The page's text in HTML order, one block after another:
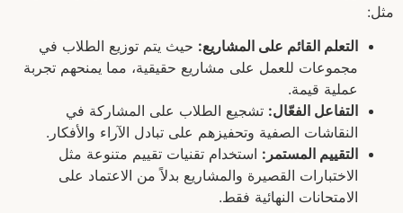
مثل:
التعلم القائم على المشاريع: حيث يتم توزيع الطلاب في
مجموعات للعمل على مشاريع حقيقية، مما يمنحهم تجربة
عملية قيمة.
التفاعل الفعّال: تشجيع الطلاب على المشاركة في
النقاشات الصفية وتحفيزهم على تبادل الآراء والأفكار.
التقييم المستمر: استخدام تقنيات تقييم متنوعة مثل
الاختبارات القصيرة والمشاريع بدلاً من الاعتماد على
الامتحانات النهائية فقط.